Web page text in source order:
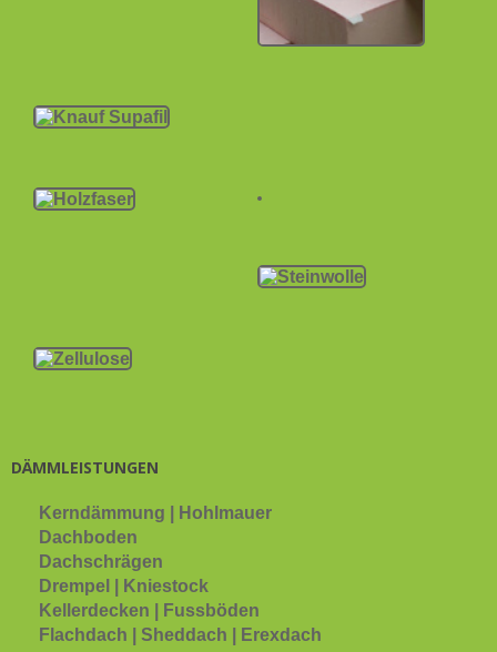
DÄMMLEISTUNGEN
Kerndämmung | Hohlmauer
Dachboden
Dachschrägen
Drempel | Kniestock
Kellerdecken | Fussböden
Flachdach | Sheddach | Erexdach